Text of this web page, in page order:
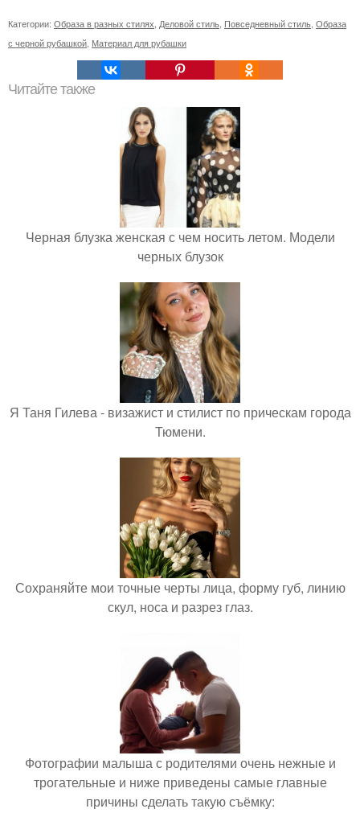
Категории: Образа в разных стилях Деловой стиль Повседневный стиль Образа
с черной рубашкой Материал для рубашки
Читайте также
Черная блузка женская с чем носить летом. Модели
черных блузок
Я Таня Гилева - визажист и стилист по прическам города
Тюмени.
Сохраняйте мои точные черты лица, форму губ, линию
скул, носа и разрез глаз.
Фотографии малыша с родителями очень нежные и
трогательные и ниже приведены самые главные
причины сделать такую съёмку: